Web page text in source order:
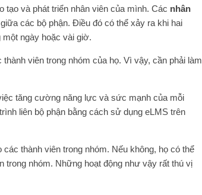
và phát triển nhân viên của mình. Các nhân
các bộ phận. Điều đó có thể xảy ra khi hai
một ngày hoặc vài giờ.
viên trong nhóm của họ. Vì vậy, cần phải làm
tăng cường năng lực và sức mạnh của mỗi
liên bộ phận bằng cách sử dụng eLMS trên
thành viên trong nhóm. Nếu không, họ có thể
trong nhóm. Những hoạt động như vậy rất thú vị